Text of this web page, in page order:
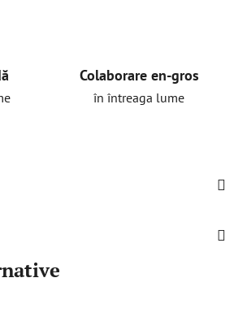
Colaborare en-gros
în întreaga lume